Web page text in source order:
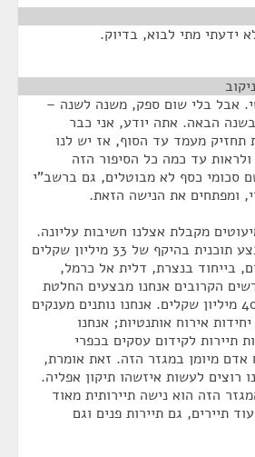
ידעתי מתי לבוא, בדיוק.
אבל בלי שום ספק, משנה לשנה –
הבאה. אתה יודע, אני כבר
מעמד עד הסוף, אז יש לנו
עד כמה כל הסיפור הזה
סכומי כסף לא מבוטלים, גם ברשב"י
ומפתחים את הנישה הזאת.
מקבלת אצלנו חשיבות עליונה.
בשנת 2010 התחלנו לבצע תוכנית בהיקף של 33 מיליון שקלים
בייחוד בנצרת, דלית אל כרמל,
הקרובים אנחנו מבצעים החלטת
ממשלה ומוסיפים עוד 40 מיליון שקלים. אנחנו נותנים מענקים
לבניית יחידות אירוח אותנטיות; אנחנו
תיירות לקידום עסקים בכפרי
אדם מיומן במגזר הזה. זאת אומרת,
רוצים לעשות איזשהו תיקון אפליה.
הזה הוא נישה תיירותית מאוד
תיירים, גם תיירות פנים וגם